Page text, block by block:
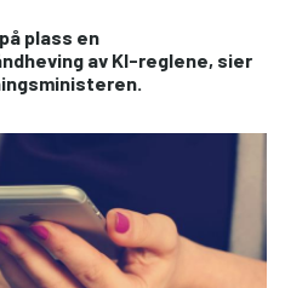
plass en
av KI-reglene, sier